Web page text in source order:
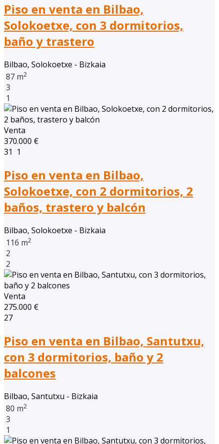
Piso en venta en Bilbao,
Solokoetxe, con 3 dormitorios,
baño y trastero
Bilbao, Solokoetxe - Bizkaia
87 m2
3
1
Venta
370.000 €
31 1
Piso en venta en Bilbao,
Solokoetxe, con 2 dormitorios, 2
baños, trastero y balcón
Bilbao, Solokoetxe - Bizkaia
116 m2
2
2
Venta
275.000 €
27
Piso en venta en Bilbao, Santutxu,
con 3 dormitorios, baño y 2
balcones
Bilbao, Santutxu - Bizkaia
80 m2
3
1